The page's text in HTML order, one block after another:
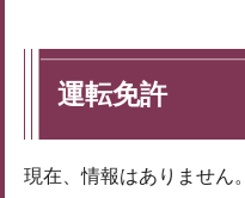
運転免許
現在、情報はありません。